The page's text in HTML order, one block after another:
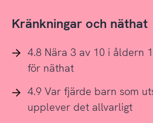
Kränkningar och näthat
4.8 Nära 3 av 10 i åldern
för näthat
4.9 Var fjärde barn som
upplever det allvarligt